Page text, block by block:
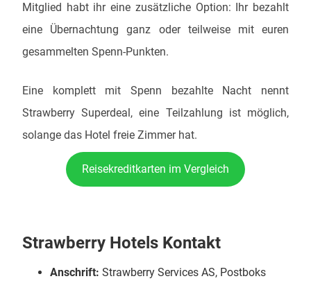
Mitglied habt ihr eine zusätzliche Option: Ihr bezahlt
eine Übernachtung ganz oder teilweise mit euren
gesammelten Spenn-Punkten.
Eine komplett mit Spenn bezahlte Nacht nennt
Strawberry Superdeal, eine Teilzahlung ist möglich,
solange das Hotel freie Zimmer hat.
Reisekreditkarten im Vergleich
Strawberry Hotels Kontakt
Anschrift: Strawberry Services AS, Postboks